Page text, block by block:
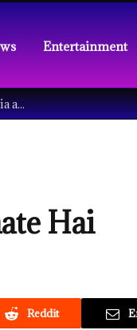
Entertainment
Understanding the Tech Revolution in Global Football Media and Fan Culture
Hai
Reddit